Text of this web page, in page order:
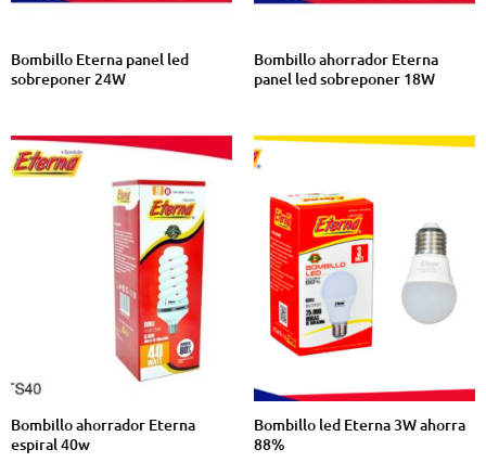
Bombillo Eterna panel led
sobreponer 24W
Bombillo ahorrador Eterna
panel led sobreponer 18W
Bombillo ahorrador Eterna
espiral 40w
Bombillo led Eterna 3W ahorra
88%